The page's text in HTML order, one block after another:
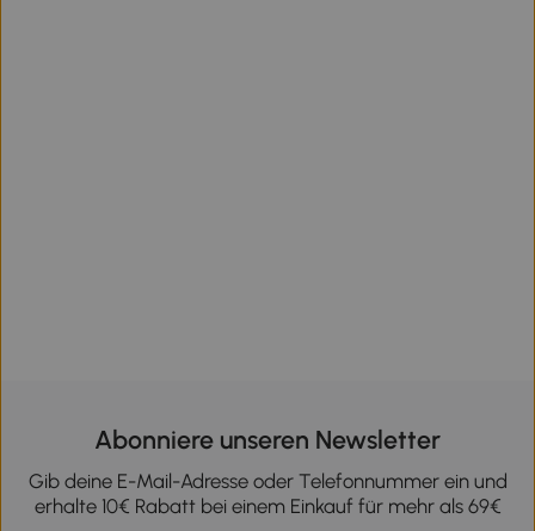
Abonniere unseren Newsletter
Gib deine E-Mail-Adresse oder Telefonnummer ein und
erhalte 10€ Rabatt bei einem Einkauf für mehr als 69€